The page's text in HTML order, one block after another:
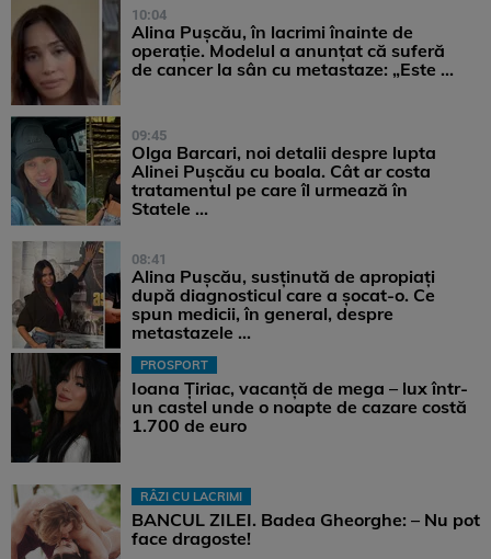
10:04
Alina Pușcău, în lacrimi înainte de
operație. Modelul a anunțat că suferă
de cancer la sân cu metastaze: „Este ...
09:45
Olga Barcari, noi detalii despre lupta
Alinei Pușcău cu boala. Cât ar costa
tratamentul pe care îl urmează în
Statele ...
08:41
Alina Pușcău, susținută de apropiați
după diagnosticul care a șocat-o. Ce
spun medicii, în general, despre
metastazele ...
PROSPORT
Ioana Țiriac, vacanță de mega – lux într-
un castel unde o noapte de cazare costă
1.700 de euro
RÂZI CU LACRIMI
BANCUL ZILEI. Badea Gheorghe: – Nu pot
face dragoste!